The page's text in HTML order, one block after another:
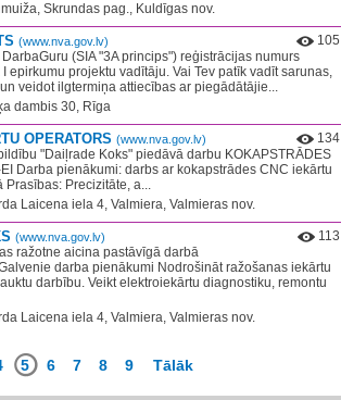
Skrundas pag., Kuldīgas nov.
(www.nva.gov.lv)
105
(SIA "3A princips") reģistrācijas numurs
epirkumu projektu vadītāju. Vai Tev patīk vadīt sarunas,
veidot ilgtermiņa attiecības ar piegādātājie...
dambis 30, Rīga
OPERATORS (www.nva.gov.lv)
134
"Daiļrade Koks" piedāvā darbu KOKAPSTRĀDES
EI Darba pienākumi: darbs ar kokapstrādes CNC iekārtu
Precizitāte, a...
Laicena iela 4, Valmiera, Valmieras nov.
(www.nva.gov.lv)
113
ražotne aicina pastāvīgā darbā
darba pienākumi Nodrošināt ražošanas iekārtu
darbību. Veikt elektroiekārtu diagnostiku, remontu
Laicena iela 4, Valmiera, Valmieras nov.
5 6 7 8 9 Tālāk